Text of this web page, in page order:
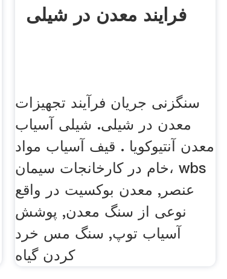
فرایند معدن در شیلی
سنگزنی جریان فرآیند تجهیزات
معدن در شیلی. شیلی آسیاب
معدن آنتیوکویا . قیف آسیاب مواد
خام در کارخانجات سیمان، wbs
عنصر, معدن بوکسیت در واقع
نوعی از سنگ معدن, پوشش
آسیاب توپ, سنگ مس خرد
کردن گیاه